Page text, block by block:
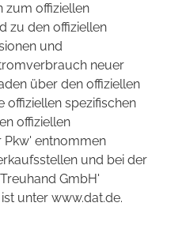
zum offiziellen
zu den offiziellen
und
neuer
über den offiziellen
offiziellen spezifischen
offiziellen
entnommen
und bei der
GmbH'
unter www.dat.de.